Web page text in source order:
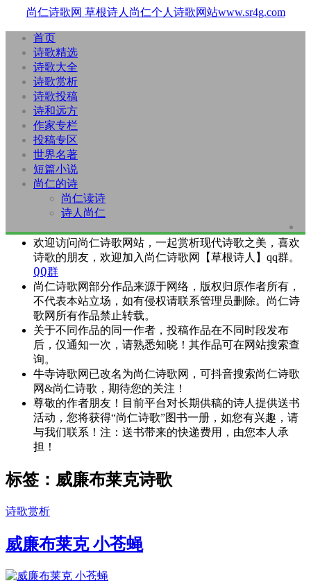
尚仁诗歌网 草根诗人尚仁个人诗歌网站www.sr4g.com
首页
诗歌精选
诗歌大全
诗歌赏析
诗歌投稿
诗和远方
作家专栏
投稿专区
世界名著
短篇小说
尚仁的诗
尚仁读诗
诗人尚仁
欢迎访问尚仁诗歌网站，一起赏析现代诗歌之美，喜欢
诗歌的朋友，欢迎加入尚仁诗歌网【草根诗人】qq群。
QQ群
尚仁诗歌网部分作品来源于网络，版权归原作者所有，
不代表本站立场，如有侵权请联系管理员删除。尚仁诗
歌网所有作品禁止转载。
关于不同作品的同一作者，投稿作品在不同时段发布
后，仅通知一次，请熟悉知晓！其作品可在网站搜索查
询。
牛寺诗歌网已改名为尚仁诗歌网，可抖音搜索尚仁诗歌
网&尚仁诗歌，期待您的关注！
尊敬的作者朋友！目前平台对长期供稿的诗人提供送书
活动，您将获得“尚仁诗歌”图书一册，如您有兴趣，请
与我们联系！注：送书带来的快递费用，由您本人承
担！
标签：威廉布莱克诗歌
诗歌赏析
威廉布莱克 小苍蝇